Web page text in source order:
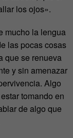
los ojos».
mucho la lengua
las pocas cosas
que se renueva
y sin amenazar
Algo
tomando en
de algo que